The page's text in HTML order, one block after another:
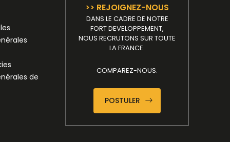
de
>> REJOIGNEZ-NOUS
DANS LE CADRE DE NOTRE
FORT DEVELOPPEMENT,
NOUS RECRUTONS SUR TOUTE
LA FRANCE.
COMPAREZ-NOUS.
POSTULER